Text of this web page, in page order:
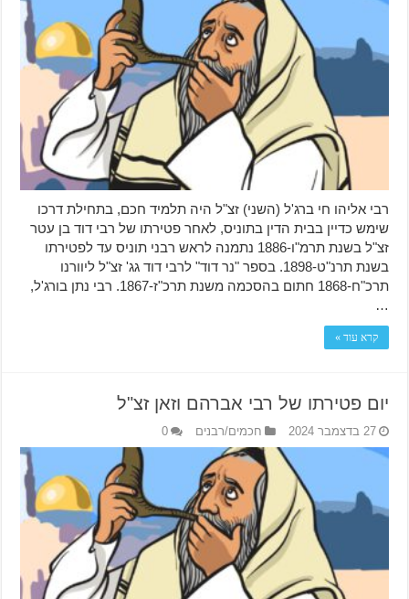
רבי אליהו חי ברג'ל (השני) זצ"ל היה תלמיד חכם, בתחילת דרכו
שימש כדיין בבית הדין בתוניס, לאחר פטירתו של רבי דוד בן עטר
זצ"ל בשנת תרמ"ו-1886 נתמנה לראש רבני תוניס עד לפטירתו
בשנת תרנ"ט-1898. בספר "נר דוד" לרבי דוד גג' זצ"ל ליוורנו
תרכ"ח-1868 חתום בהסכמה משנת תרכ"ז-1867. רבי נתן בורג'ל,
…
קרא עוד »
יום פטירתו של רבי אברהם וזאן זצ"ל
27 בדצמבר 2024 חכמים/רבנים 0